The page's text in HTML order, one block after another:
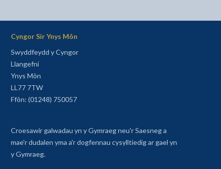
Cyngor Sir Ynys Môn
Swyddfeydd y Cyngor
Llangefni
Ynys Môn
LL77 7TW
Ffôn: (01248) 750057
Croesawir galwadau yn y Gymraeg neu'r Saesneg a
mae'r dudalen yma a'r dogfennau cysylltiedig ar gael yn
y Gymraeg.